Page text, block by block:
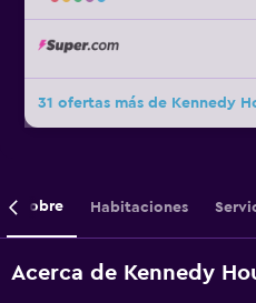
31 ofertas más de Kennedy
Sobre Habitaciones
Acerca de Kennedy